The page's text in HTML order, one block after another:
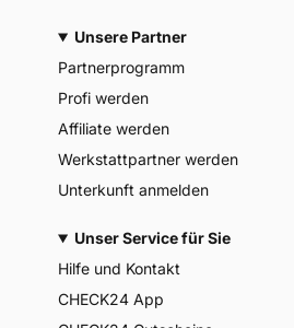
Unsere Partner
Partnerprogramm
Profi werden
Affiliate werden
Werkstattpartner werden
Unterkunft anmelden
Unser Service für Sie
Hilfe und Kontakt
CHECK24 App